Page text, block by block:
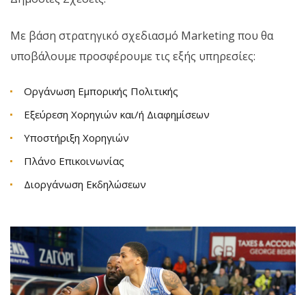
Mε βάση στρατηγικό σχεδιασμό Marketing που θα
υποβάλουμε προσφέρουμε τις εξής υπηρεσίες:
Οργάνωση Εμπορικής Πολιτικής
Εξεύρεση Χορηγιών και/ή Διαφημίσεων
Υποστήριξη Χορηγιών
Πλάνο Επικοινωνίας
Διοργάνωση Εκδηλώσεων